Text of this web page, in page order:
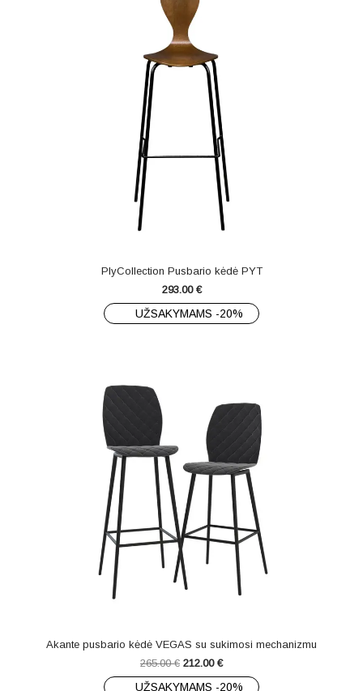
PlyCollection Pusbario kėdė PYT
293.00 €
UŽSAKYMAMS -20%
Akante pusbario kėdė VEGAS su sukimosi mechanizmu
265.00€ 212.00 €
UŽSAKYMAMS -20%